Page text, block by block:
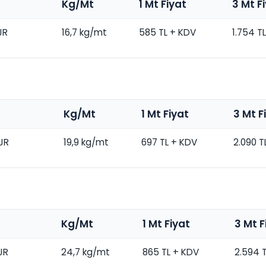
Kg/Mt 1 Mt Fiyat 3 Mt
16,7 kg/mt 585 TL + KDV 1.754
Kg/Mt 1 Mt Fiyat 3 Mt
19,9 kg/mt 697 TL + KDV 2.090
Kg/Mt 1 Mt Fiyat 3 Mt
24,7 kg/mt 865 TL + KDV 2.594